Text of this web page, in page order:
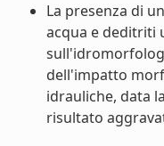
La presenza di
acqua e deditriti
dell'impatto
idrauliche, data
risultato